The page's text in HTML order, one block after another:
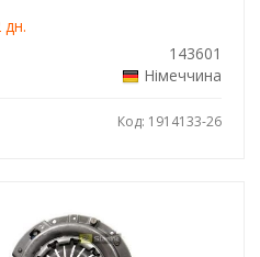
143601
Німеччина
Код: 1914133-26